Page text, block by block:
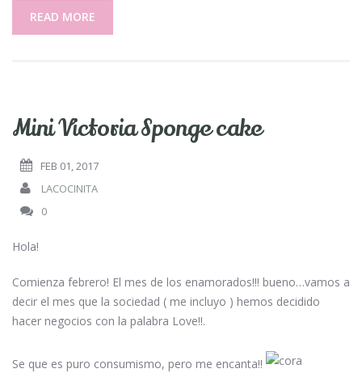
READ MORE
Mini Victoria Sponge cake
FEB 01, 2017
LACOCINITA
0
Hola!
Comienza febrero! El mes de los enamorados!!! bueno…vamos a
decir el mes que la sociedad ( me incluyo ) hemos decidido
hacer negocios con la palabra Love!!.
Se que es puro consumismo, pero me encanta!!